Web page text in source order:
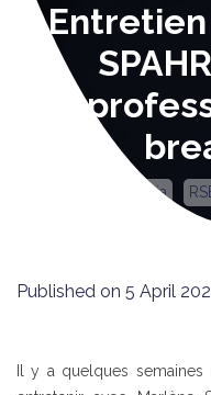
Canovia
Published on 5 April
Il y a quelques